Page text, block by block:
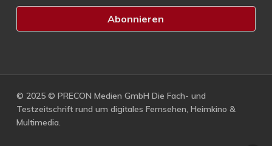
© 2025 © PRECON Medien GmbH Die Fach- und
Testzeitschrift rund um digitales Fernsehen, Heimkino &
Multimedia.